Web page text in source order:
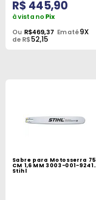
R$ 445,90
à vista no Pix
Ou R$469,37 Em até9X
de R$52,15
Sabre para Motosserra 75
CM 1,6 MM 3003-001-9241
Stihl